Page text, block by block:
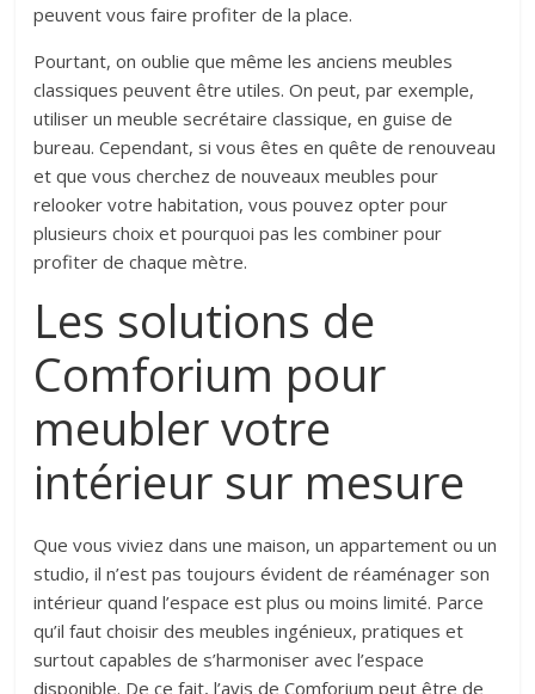
peuvent vous faire profiter de la place.
Pourtant, on oublie que même les anciens meubles
classiques peuvent être utiles. On peut, par exemple,
utiliser un meuble secrétaire classique, en guise de
bureau. Cependant, si vous êtes en quête de renouveau
et que vous cherchez de nouveaux meubles pour
relooker votre habitation, vous pouvez opter pour
plusieurs choix et pourquoi pas les combiner pour
profiter de chaque mètre.
Les solutions de
Comforium pour
meubler votre
intérieur sur mesure
Que vous viviez dans une maison, un appartement ou un
studio, il n’est pas toujours évident de réaménager son
intérieur quand l’espace est plus ou moins limité. Parce
qu’il faut choisir des meubles ingénieux, pratiques et
surtout capables de s’harmoniser avec l’espace
disponible. De ce fait, l’avis de Comforium peut être de